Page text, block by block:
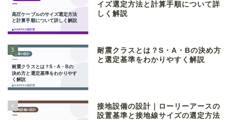
イズ選定方法と計算手順について詳
しく解説
3
耐震クラスとは？S・A・Bの決め方
と選定基準をわかりやすく解説
4
接地設備の設計｜ローリーアースの
設置基準と接地線サイズの選定方法